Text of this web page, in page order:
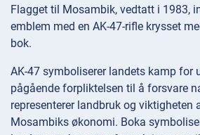
Flagget til Mosambik, vedtatt i 1983,
emblem med en AK-47-rifle krysset
bok.
AK-47 symboliserer landets kamp for
pågående forpliktelsen til å forsvare
representerer landbruk og viktigheten
Mosambiks økonomi. Boka